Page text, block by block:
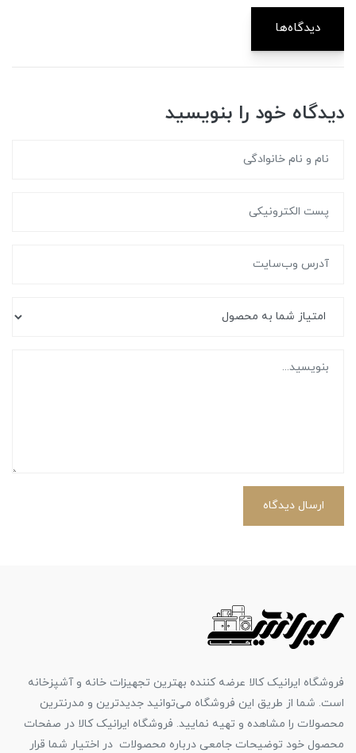
دیدگاه‌ها
دیدگاه خود را بنویسید
ارسال دیدگاه
فروشگاه ایرانیک کالا عرضه کننده بهترین تجهیزات خانه و آشپزخانه
است. شما از طریق این فروشگاه می‌توانید جدیدترین و مدرنترین
محصولات را مشاهده و تهیه نمایید. فروشگاه ایرانیک کالا در صفحات
محصول خود توضیحات جامعی درباره محصولات در اختیار شما قرار